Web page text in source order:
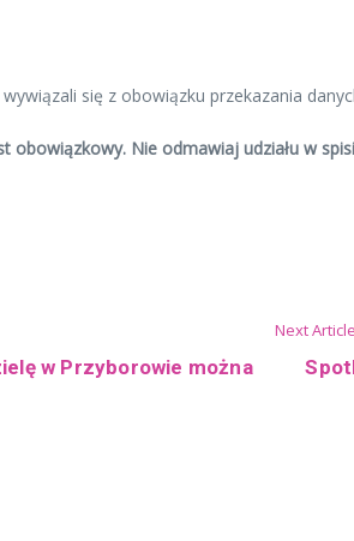
się z obowiązku przekazania
obowiązkowy. Nie odmawiaj udziału w
w Przyborowie można
Next Article